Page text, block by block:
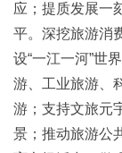
应；提质发展一
平。深挖旅游消
设“一江一河”世
游、工业旅游、
游；支持文旅元
景；推动旅游公